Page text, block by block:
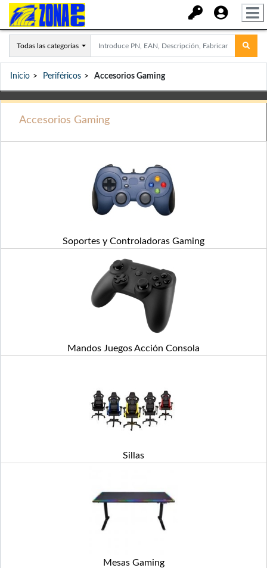
Todas las categorías
Inicio Periféricos Accesorios Gaming
Accesorios Gaming
Soportes y Controladoras Gaming
Mandos Juegos Acción Consola
Sillas
Mesas Gaming